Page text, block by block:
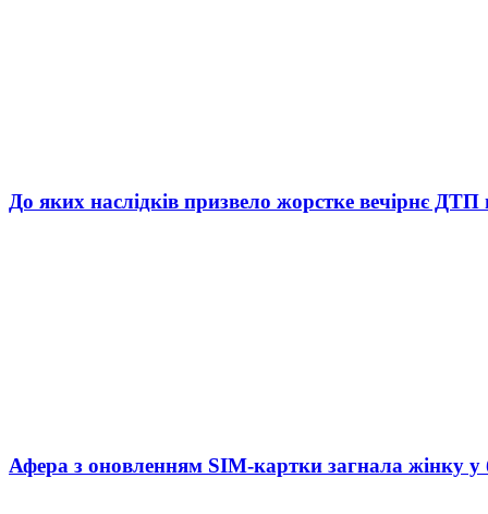
До яких наслідків призвело жорстке вечірнє ДТП
Афера з оновленням SIM-картки загнала жінку у